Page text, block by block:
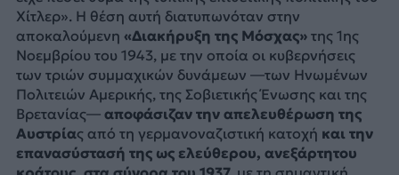
Χίτλερ». Η θέση αυτή διατυπωνόταν στην
αποκαλούμενη «Διακήρυξη της Μόσχας»της 1ης
Νοεμβρίου του 1943, με την οποία οι κυβερνήσεις
των τριών συμμαχικών δυνάμεων —των Ηνωμένων
Πολιτειών Αμερικής, της Σοβιετικής Ένωσης και της
Βρετανίας— αποφάσιζαν την απελευθέρωση της
Αυστρίας από τη γερμανοναζιστική κατοχή και την
επανασύστασή της ως ελεύθερου, ανεξάρτητου